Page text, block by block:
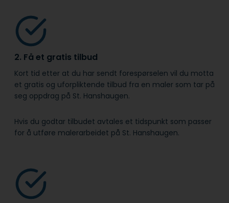
2. Få et gratis tilbud
Kort tid etter at du har sendt forespørselen vil du motta
et gratis og uforpliktende tilbud fra en maler som tar på
seg oppdrag på St. Hanshaugen.
Hvis du godtar tilbudet avtales et tidspunkt som passer
for å utføre malerarbeidet på St. Hanshaugen.